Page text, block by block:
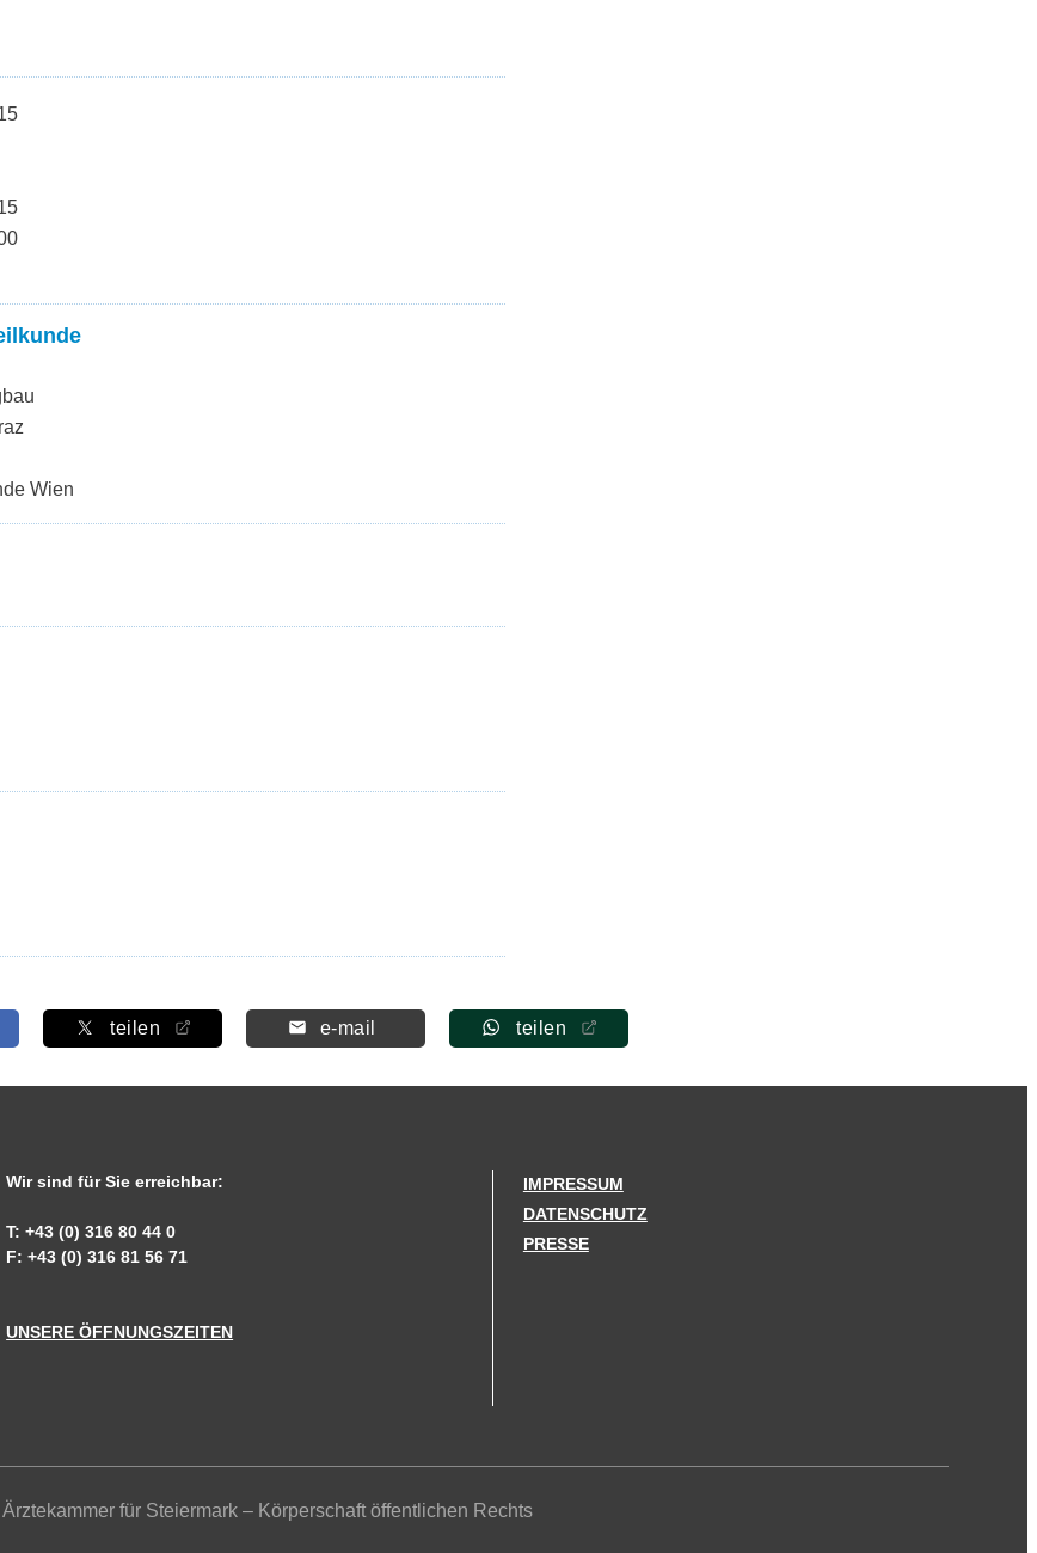
Wien
teilen e-mail teilen
Wir sind für Sie erreichbar:
T: +43 (0) 316 80 44 0
F: +43 (0) 316 81 56 71
UNSERE ÖFFNUNGSZEITEN
IMPRESSUM
DATENSCHUTZ
PRESSE
für Steiermark – Körperschaft öffentlichen Rechts